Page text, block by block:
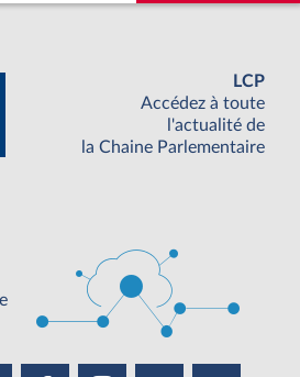
LCP
Accédez à toute
l'actualité de
la Chaine Parlementaire